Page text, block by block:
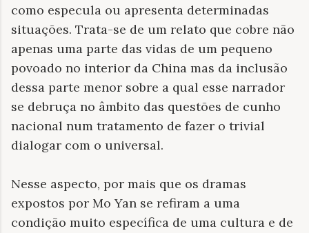
como especula ou apresenta determinadas
situações. Trata-se de um relato que cobre não
apenas uma parte das vidas de um pequeno
povoado no interior da China mas da inclusão
dessa parte menor sobre a qual esse narrador
se debruça no âmbito das questões de cunho
nacional num tratamento de fazer o trivial
dialogar com o universal.
Nesse aspecto, por mais que os dramas
expostos por Mo Yan se refiram a uma
condição muito específica de uma cultura e de